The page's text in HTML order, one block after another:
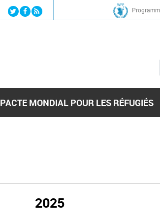
Jump to navigation
PACTE MONDIAL POUR LES RÉFUGIÉS
2025